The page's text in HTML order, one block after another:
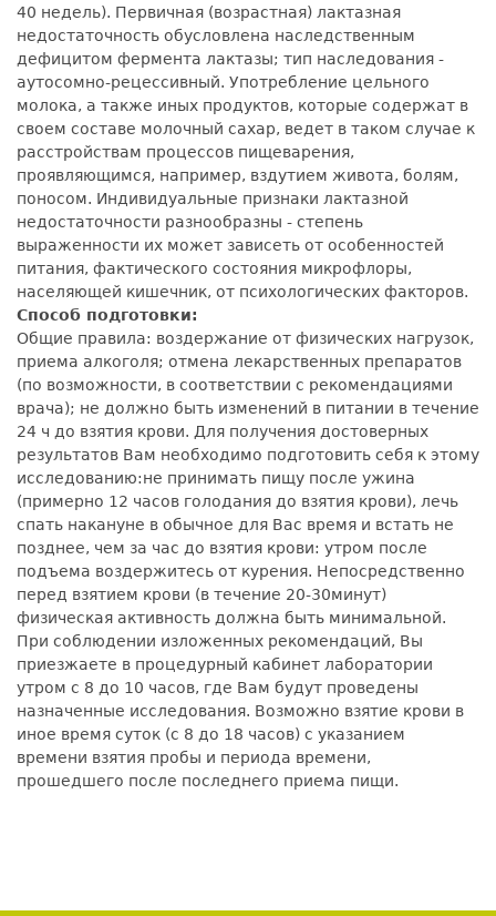
40 недель). Первичная (возрастная) лактазная
недостаточность обусловлена наследственным
дефицитом фермента лактазы; тип наследования -
аутосомно-рецессивный. Употребление цельного
молока, а также иных продуктов, которые содержат в
своем составе молочный сахар, ведет в таком случае к
расстройствам процессов пищеварения,
проявляющимся, например, вздутием живота, болям,
поносом. Индивидуальные признаки лактазной
недостаточности разнообразны - степень
выраженности их может зависеть от особенностей
питания, фактического состояния микрофлоры,
населяющей кишечник, от психологических факторов.
Способ подготовки:
Общие правила: воздержание от физических нагрузок,
приема алкоголя; отмена лекарственных препаратов
(по возможности, в соответствии с рекомендациями
врача); не должно быть изменений в питании в течение
24 ч до взятия крови. Для получения достоверных
результатов Вам необходимо подготовить себя к этому
исследованию:не принимать пищу после ужина
(примерно 12 часов голодания до взятия крови), лечь
спать накануне в обычное для Вас время и встать не
позднее, чем за час до взятия крови: утром после
подъема воздержитесь от курения. Непосредственно
перед взятием крови (в течение 20-30минут)
физическая активность должна быть минимальной.
При соблюдении изложенных рекомендаций, Вы
приезжаете в процедурный кабинет лаборатории
утром с 8 до 10 часов, где Вам будут проведены
назначенные исследования. Возможно взятие крови в
иное время суток (с 8 до 18 часов) с указанием
времени взятия пробы и периода времени,
прошедшего после последнего приема пищи.